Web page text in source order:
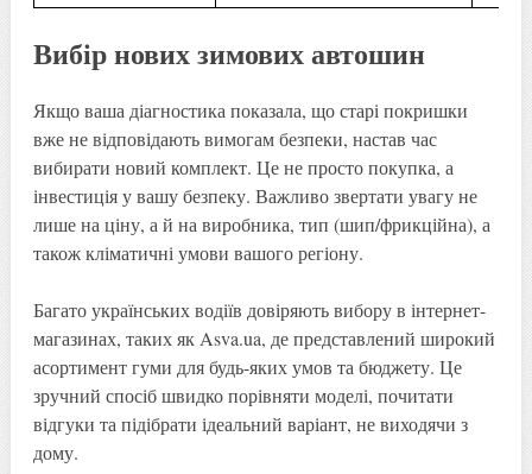
Вибір нових зимових автошин
Якщо ваша діагностика показала, що старі покришки
вже не відповідають вимогам безпеки, настав час
вибирати новий комплект. Це не просто покупка, а
інвестиція у вашу безпеку. Важливо звертати увагу не
лише на ціну, а й на виробника, тип (шип/фрикційна), а
також кліматичні умови вашого регіону.
Багато українських водіїв довіряють вибору в інтернет-
магазинах, таких як Asva.ua, де представлений широкий
асортимент гуми для будь-яких умов та бюджету. Це
зручний спосіб швидко порівняти моделі, почитати
відгуки та підібрати ідеальний варіант, не виходячи з
дому.